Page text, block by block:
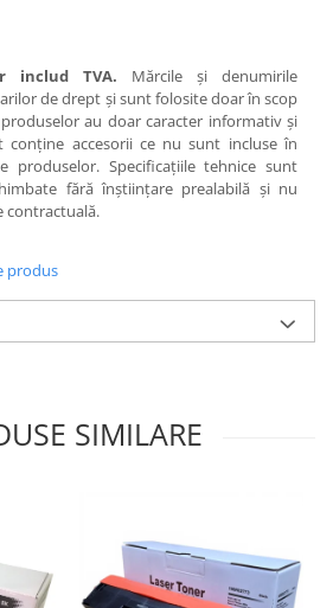
cu terminatia "e":
de pe cartusul vechi pe cartusul nou.
includ TVA. Mărcile şi denumirile
de drept şi sunt folosite doar în scop
au doar caracter informativ şi
conţine accesorii ce nu sunt incluse în
produselor. Specificaţiile tehnice sunt
fără înştiinţare prealabilă şi nu
contractuală.
produs
SIMILARE